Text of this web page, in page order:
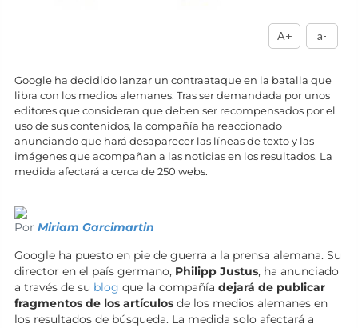
A+ a-
Google ha decidido lanzar un contraataque en la batalla que
libra con los medios alemanes. Tras ser demandada por unos
editores que consideran que deben ser recompensados por el
uso de sus contenidos, la compañía ha reaccionado
anunciando que hará desaparecer las líneas de texto y las
imágenes que acompañan a las noticias en los resultados. La
medida afectará a cerca de 250 webs.
Por Miriam Garcimartin
Google ha puesto en pie de guerra a la prensa alemana. Su
director en el país germano, Philipp Justus, ha anunciado
a través de su blog que la compañía dejará de publicar
fragmentos de los artículos de los medios alemanes en
los resultados de búsqueda. La medida solo afectará a